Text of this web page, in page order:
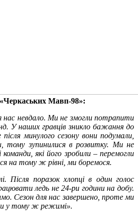
Мавп-98»:
нас невдало. Ми не змогли потрапити
У наших гравців зникло бажання до
минулого сезону вони подумали,
тому зупинилися в розвитку. Ми не
які його зробили – перемогли
на тому ж рівні, ми боремося.
Після поразок хлопці в один голос
ледь не 24-ри години на добу.
Сезон для нас завершено, проте ми
у тому ж режимі».